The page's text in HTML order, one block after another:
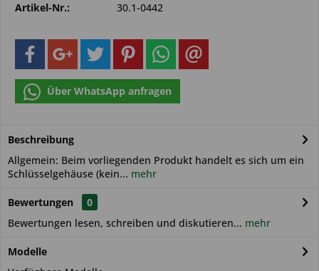
Artikel-Nr.: 30.1-0442
Über WhatsApp anfragen
Beschreibung
Allgemein: Beim vorliegenden Produkt handelt es sich um ein
Schlüsselgehäuse (kein... mehr
Bewertungen
0
Bewertungen lesen, schreiben und diskutieren... mehr
Modelle